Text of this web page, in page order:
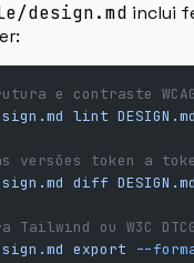
design.md inclui
e contraste WCAG
lint DESIGN.md
versões token a
diff DESIGN.md
ou W3C DTCG
export --